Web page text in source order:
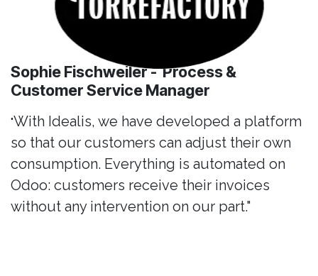
Sophie Fischweiler - Process &
Customer Service Manager
"With Idealis, we have developed a platform
so that our customers can adjust their own
consumption. Everything is automated on
Odoo: customers receive their invoices
without any intervention on our part."